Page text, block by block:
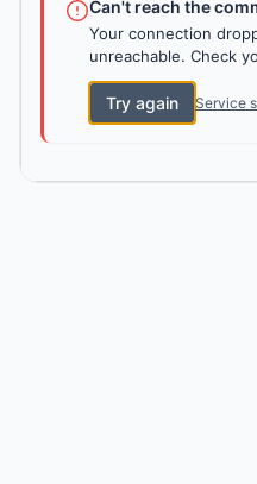
Can't reach the
Your connection
unreachable. Check
Try again Service